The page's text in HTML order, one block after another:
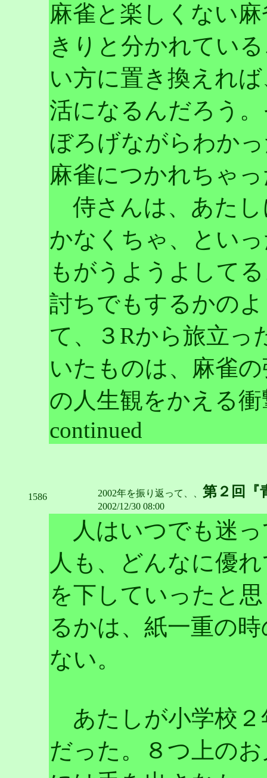
麻雀と楽しくない
きりと分かれてい
い方に置き換えれ
活になるんだろう
ぼろげながらわか
麻雀につかれちゃ
侍さんは、あたし
かなくちゃ、とい
もがうようよして
討ちでもするかの
て、３Rから旅立っ
いたものは、麻雀
の人生観をかえる
continued
1586 2002年を振り返って、、 第２回『
2002/12/30 08:00
人はいつでも迷っ
人も、どんなに優
を下していったと
るかは、紙一重の
ない。
あたしが小学校２
だった。８つ上の